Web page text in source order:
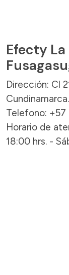
Efecty
Dirección: Cl
Cundinamarca.
Telefono: +57
Horario de
18:00 hrs. -